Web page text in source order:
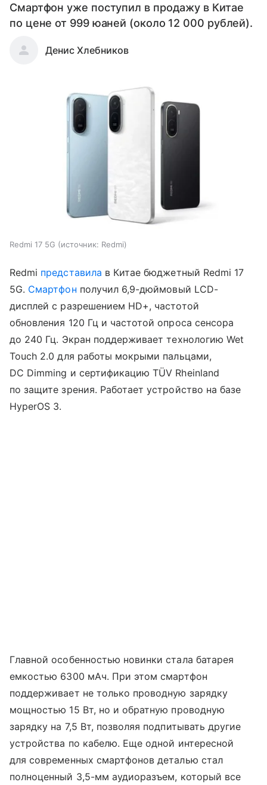
Смартфон уже поступил в продажу в Китае
по цене от 999 юаней (около 12 000 рублей).
Денис Хлебников
Redmi 17 5G источник: Redmi
Redmi представила в Китае бюджетный Redmi 17
5G. Смартфон получил 6,9-дюймовый LCD-
дисплей с разрешением HD+, частотой
обновления 120 Гц и частотой опроса сенсора
до 240 Гц. Экран поддерживает технологию Wet
Touch 2.0 для работы мокрыми пальцами,
DC Dimming и сертификацию TÜV Rheinland
по защите зрения. Работает устройство на базе
HyperOS 3.
Главной особенностью новинки стала батарея
емкостью 6300 мАч. При этом смартфон
поддерживает не только проводную зарядку
мощностью 15 Вт, но и обратную проводную
зарядку на 7,5 Вт, позволяя подпитывать другие
устройства по кабелю. Еще одной интересной
для современных смартфонов деталью стал
полноценный 3,5-мм аудиоразъем, который все